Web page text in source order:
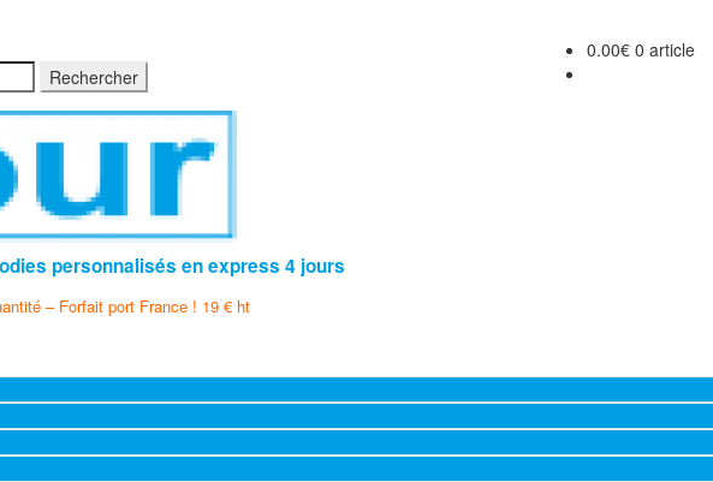
0.00€ 0 article
personnalisés en express 4 jours
– Forfait port France ! 19 € ht